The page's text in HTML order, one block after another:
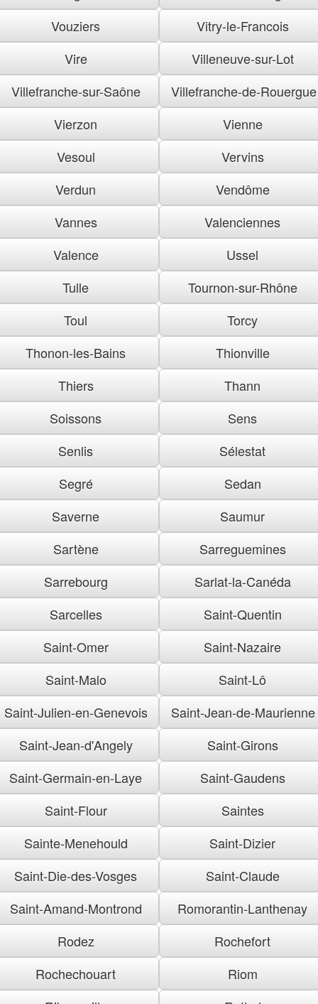
Vouziers
Vitry-le-Francois
Vire
Villeneuve-sur-Lot
Villefranche-sur-Saône
Villefranche-de-Rouergue
Vierzon
Vienne
Vesoul
Vervins
Verdun
Vendôme
Vannes
Valenciennes
Valence
Ussel
Tulle
Tournon-sur-Rhône
Toul
Torcy
Thonon-les-Bains
Thionville
Thiers
Thann
Soissons
Sens
Senlis
Sélestat
Segré
Sedan
Saverne
Saumur
Sartène
Sarreguemines
Sarrebourg
Sarlat-la-Canéda
Sarcelles
Saint-Quentin
Saint-Omer
Saint-Nazaire
Saint-Malo
Saint-Lô
Saint-Julien-en-Genevois
Saint-Jean-de-Maurienne
Saint-Jean-d'Angely
Saint-Girons
Saint-Germain-en-Laye
Saint-Gaudens
Saint-Flour
Saintes
Sainte-Menehould
Saint-Dizier
Saint-Die-des-Vosges
Saint-Claude
Saint-Amand-Montrond
Romorantin-Lanthenay
Rodez
Rochefort
Rochechouart
Riom